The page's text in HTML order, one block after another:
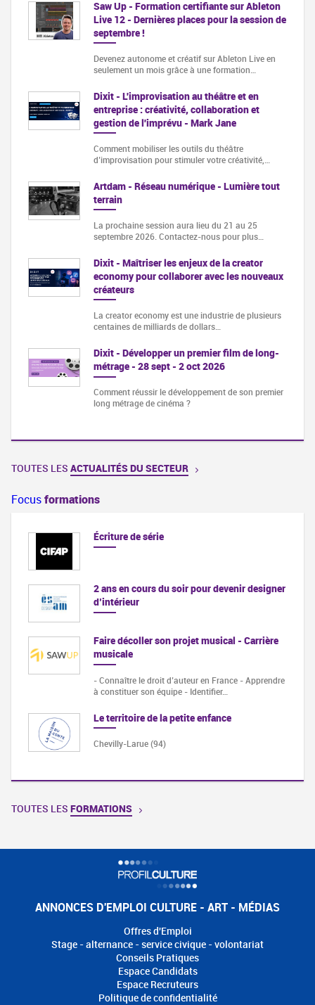
Saw Up - Formation certifiante sur Ableton
Live 12 - Dernières places pour la session de
septembre !
Devenez autonome et créatif sur Ableton Live en
seulement un mois grâce à une formation…
Dixit - L'improvisation au théâtre et en
entreprise : créativité, collaboration et
gestion de l'imprévu - Mark Jane
Comment mobiliser les outils du théâtre
d’improvisation pour stimuler votre créativité,…
Artdam - Réseau numérique - Lumière tout
terrain
La prochaine session aura lieu du 21 au 25
septembre 2026. Contactez-nous pour plus…
Dixit - Maîtriser les enjeux de la creator
economy pour collaborer avec les nouveaux
créateurs
La creator economy est une industrie de plusieurs
centaines de milliards de dollars…
Dixit - Développer un premier film de long-
métrage - 28 sept - 2 oct 2026
Comment réussir le développement de son premier
long métrage de cinéma ?
TOUTES LES ACTUALITÉS DU SECTEUR
Focusformations
Écriture de série
2 ans en cours du soir pour devenir designer
d’intérieur
Faire décoller son projet musical - Carrière
musicale
- Connaître le droit d’auteur en France - Apprendre
à constituer son équipe - Identifier…
Le territoire de la petite enfance
Chevilly-Larue (94)
TOUTES LES FORMATIONS
ANNONCES D'EMPLOI CULTURE - ART - MÉDIAS
Offres d'Emploi
Stage - alternance - service civique - volontariat
Conseils Pratiques
Espace Candidats
Espace Recruteurs
Politique de confidentialité